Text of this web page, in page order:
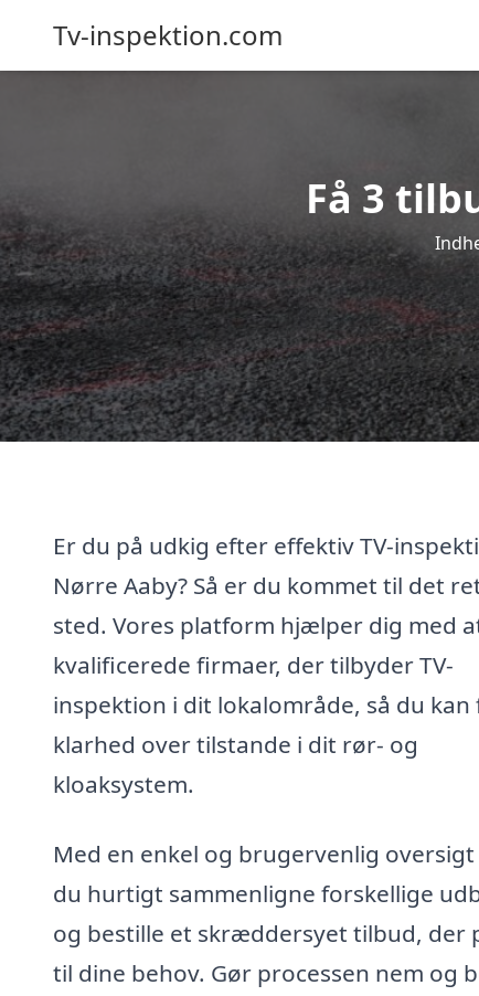
Tv-inspektion.com
Få 3
Er du på udkig efter effektiv TV-
Nørre Aaby? Så er du kommet til det
sted. Vores platform hjælper dig med
kvalificerede firmaer, der tilbyder TV-
inspektion i dit lokalområde, så du kan
klarhed over tilstande i dit rør- og
kloaksystem.
Med en enkel og brugervenlig oversigt
du hurtigt sammenligne forskellige
og bestille et skræddersyet tilbud, der
til dine behov. Gør processen nem og